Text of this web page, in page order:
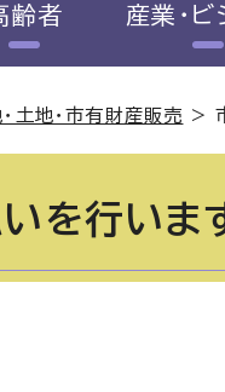
齢者 産業・ビ
土地・市有財産販売 >
を行いま